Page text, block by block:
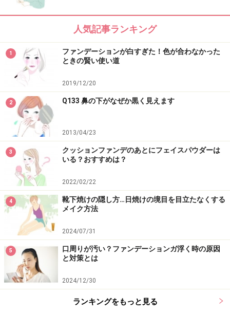
山本浩未さん プロフィール
さまざまなメディアで大人気のヘア＆メイクアップアー
ティスト。取り入れやすいメイクテクが、幅広い年代の
女性に支持される秘密。
公式Twitterはこちら>>
・ 公式Facebookはこちら>>
【関連記事】
アホ毛が出なくなる！意外と知らないアホ毛の直し方と
ヘアケアのコツ
アホ毛はドライヤーで治す！美髪アドバイザーが教える
乾かし方
髪の乾かし方で差がつく！ツヤ髪を作るドライヤー術
ツヤ髪になれる4つの美髪テクニック
頭皮マッサージで美髪を育てる！ 効果・おすすめやり方
※記事内容は執筆時点のものです。最新の内容をご確認くださ
※個人の体質、また、誤った方法による実践に起因して肌荒れや
人気記事ランキング
1
ファンデーションが白すぎた！色が合わなかった
ときの賢い使い道
2019/12/20
2 Q133 鼻の下がなぜか黒く見えます
2013/04/23
3
クッションファンデのあとにフェイスパウダーは
いる？おすすめは？
2022/02/22
4
靴下焼けの隠し方…日焼けの境目を目立たなくする
メイク方法
2024/07/31
5
口周りが汚い？ファンデーションガ浮く時の原因
と対策とは
2024/12/30
ランキングをもっと見る